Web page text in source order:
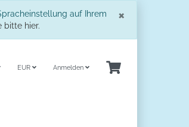
×
auf Ihrem
bitte hier.
EUR Anmelden